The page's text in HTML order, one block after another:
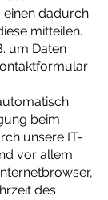
einen dadurch
mitteilen.
um Daten
beim
unsere IT-
vor allem
des